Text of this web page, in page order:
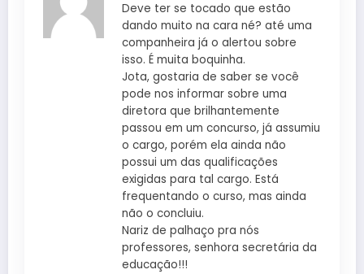
Deve ter se tocado que estão
dando muito na cara né? até uma
companheira já o alertou sobre
isso. É muita boquinha.
Jota, gostaria de saber se você
pode nos informar sobre uma
diretora que brilhantemente
passou em um concurso, já assumiu
o cargo, porém ela ainda não
possui um das qualificações
exigidas para tal cargo. Está
frequentando o curso, mas ainda
não o concluiu.
Nariz de palhaço pra nós
professores, senhora secretária da
educação!!!